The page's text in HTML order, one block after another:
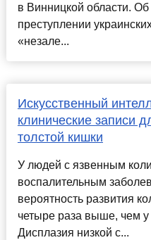
в Винницкой области.
преступлении
«незале...
Искусственный
клинические записи
толстой кишки
У людей с язвенным
воспалительным
вероятность развития
четыре раза выше, чем
Дисплазия низкой с...